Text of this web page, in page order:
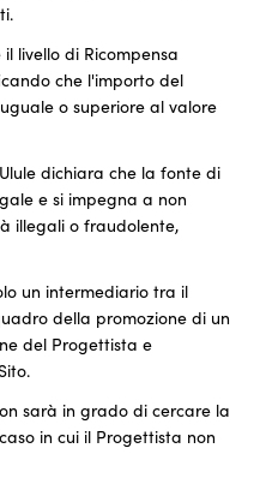
livello di Ricompensa
che l'importo del
o superiore al valore
dichiara che la fonte di
e si impegna a non
illegali o fraudolente,
un intermediario tra il
della promozione di un
del Progettista e
sarà in grado di cercare la
in cui il Progettista non